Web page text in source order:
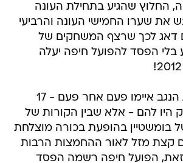
החלוץ שהגיע בתחילת העונה
את שערו החמישי העונה והרביעי
דאג לכך שרצף המשחקים של
הפסד להפועל חיפה יעלה
האדומים מבירת הנגב איימו פעם אחר פעם - 17
היו להם - אלא שבין הקורות של
בהופעת בכורה מוצלחת
קצת מזל לאור ההחמצות הרבות
זאת, הפועל חיפה רשמה הפסד